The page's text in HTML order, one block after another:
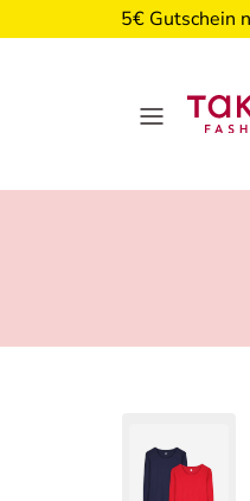
5€ Gutschein